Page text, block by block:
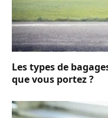
Les types de
que vous portez ?